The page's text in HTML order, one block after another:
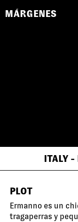
MÁRGENES
ITALY -
PLOT
Ermanno es un
tragaperras y